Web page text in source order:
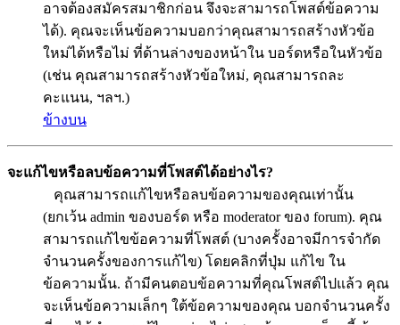
อาจต้องสมัครสมาชิกก่อน จึงจะสามารถโพสต์ข้อความ
ได้). คุณจะเห็นข้อความบอกว่าคุณสามารถสร้างหัวข้อ
ใหม่ได้หรือไม่ ที่ด้านล่างของหน้าใน บอร์ดหรือในหัวข้อ
(เช่น คุณสามารถสร้างหัวข้อใหม่, คุณสามารถละ
คะแนน, ฯลฯ.)
ข้างบน
จะแก้ไขหรือลบข้อความที่โพสต์ได้อย่างไร?
คุณสามารถแก้ไขหรือลบข้อความของคุณเท่านั้น
(ยกเว้น admin ของบอร์ด หรือ moderator ของ forum). คุณ
สามารถแก้ไขข้อความที่โพสต์ (บางครั้งอาจมีการจำกัด
จำนวนครั้งของการแก้ไข) โดยคลิกที่ปุ่ม แก้ไข ใน
ข้อความนั้น. ถ้ามีคนตอบข้อความที่คุณโพสต์ไปแล้ว คุณ
จะเห็นข้อความเล็กๆ ใต้ข้อความของคุณ บอกจำนวนครั้ง